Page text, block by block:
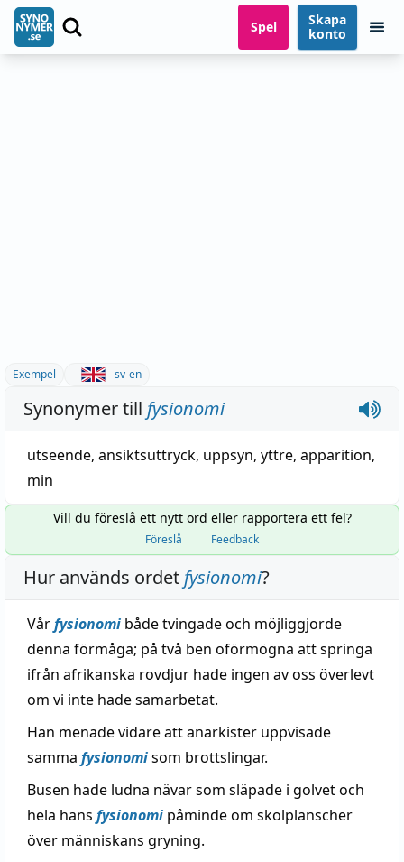
Spel
Skapa
konto
Exempel sv-en
Synonymer till fysionomi
utseende, ansiktsuttryck, uppsyn, yttre, apparition,
min
Vill du föreslå ett nytt ord eller rapportera ett fel?
Föreslå Feedback
Hur används ordet fysionomi?
Vårfysionomi både tvingade och möjliggjorde
denna förmåga; på två ben oförmögna att springa
ifrån afrikanska rovdjur hade ingen av oss överlevt
om vi inte hade samarbetat.
Han menade vidare att anarkister uppvisade
samma fysionomisom brottslingar.
Busen hade ludna nävar som släpade i golvet och
hela hans fysionomi påminde om skolplanscher
över människans gryning.